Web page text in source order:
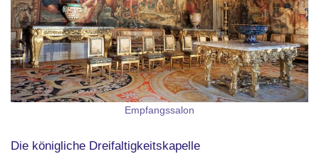
Empfangssalon
Die königliche Dreifaltigkeitskapelle